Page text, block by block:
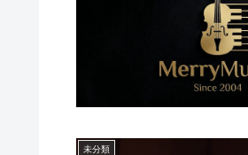
未分類